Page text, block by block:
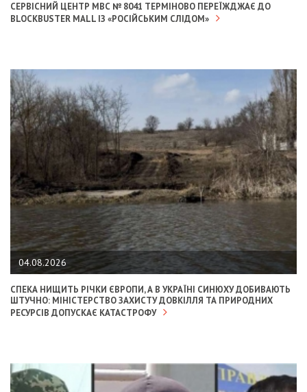
СЕРВІСНИЙ ЦЕНТР МВС № 8041 ТЕРМІНОВО ПЕРЕЇЖДЖАЄ ДО
BLOCKBUSTER MALL ІЗ «РОСІЙСЬКИМ СЛІДОМ»
04.08.2026
СПЕКА НИЩИТЬ РІЧКИ ЄВРОПИ, А В УКРАЇНІ СИНЮХУ ДОБИВАЮТЬ
ШТУЧНО: МІНІСТЕРСТВО ЗАХИСТУ ДОВКІЛЛЯ ТА ПРИРОДНИХ
РЕСУРСІВ ДОПУСКАЄ КАТАСТРОФУ